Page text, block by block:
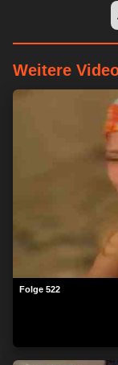
Weitere
Folge 522